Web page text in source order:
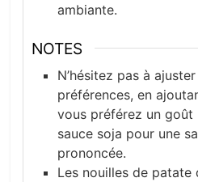
ambiante.
NOTES
N’hésitez pas à
préférences, en
vous préférez un
sauce soja pour une
prononcée.
Les nouilles de